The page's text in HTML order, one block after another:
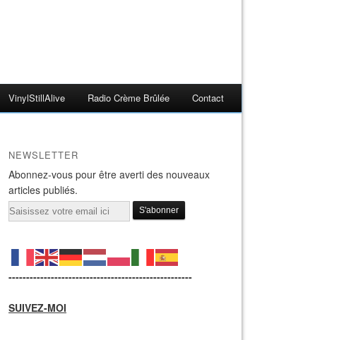
VinylStillAlive Radio Crème Brûlée Contact
NEWSLETTER
Abonnez-vous pour être averti des nouveaux
articles publiés.
Email
----------------------------------------------------
SUIVEZ-MOI